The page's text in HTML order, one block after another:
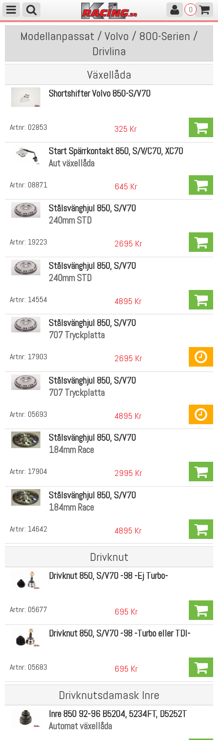
0
Modellanpassat / Volvo / 800-Serien /
Drivlina
Växellåda
Artnr: 02853
Shortshifter Volvo 850-S/V70
325 Kr
Artnr: 08871
Start Spärrkontakt 850, S/V/C70, XC70
Aut växellåda
645 Kr
Artnr: 19223
Stålsvänghjul 850, S/V70
240mm STD
2695 Kr
Artnr: 14554
Stålsvänghjul 850, S/V70
240mm STD
4895 Kr
Artnr: 17903
Stålsvänghjul 850, S/V70
707 Tryckplatta
2695 Kr
Artnr: 05693
Stålsvänghjul 850, S/V70
707 Tryckplatta
4895 Kr
Artnr: 17904
Stålsvänghjul 850, S/V70
184mm Race
2995 Kr
Artnr: 14642
Stålsvänghjul 850, S/V70
184mm Race
4895 Kr
Drivknut
Artnr: 05677
Drivknut 850, S/V70 -98 -Ej Turbo-
695 Kr
Artnr: 05683
Drivknut 850, S/V70 -98 -Turbo eller TDI-
695 Kr
Drivknutsdamask Inre
Inre 850 92-96 B5204, 5234FT, D5252T
Automat växellåda